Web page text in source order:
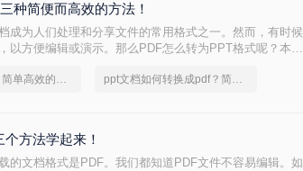
种简便而高效的方法！
成为人们处理和分享文件的常用格式之一。然而，有时候
以方便编辑或演示。那么PDF怎么转为PPT格式呢？本文
手机ppt转pdf，简单高效的转换方法 ppt文档如何转换成pdf？简单高效的恢复方法
方法学起来！
的文档格式是PDF。我们都知道PDF文件不容易编辑。如